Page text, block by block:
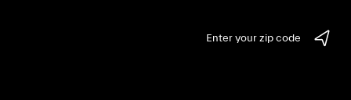
Enter your zip code